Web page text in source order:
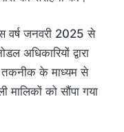
वर्ष जनवरी 2025 से
अधिकारियों द्वारा
तकनीक के माध्यम से
को सौंपा गया